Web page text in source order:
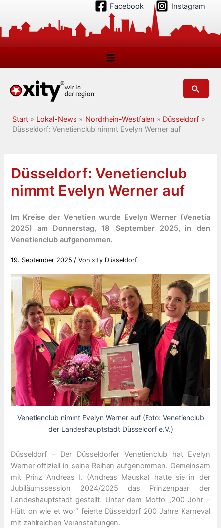
springen
Facebook Instagram
Suchen
Start Lokal-News Nordrhein-Westfalen
Düsseldorf
Düsseldorf: Venetienclub nimmt Evelyn Werner auf
Düsseldorf: Venetienclub
nimmt Evelyn Werner auf
Im Kreise der Venetien wurde Evelyn Werner (Venetia
2025) am Donnerstag, 18. September 2025, in den
Venetienclub aufgenommen.
19. September 2025 / Vonxity Düsseldorf
Venetienclub nimmt Evelyn Werner auf (Foto: Venetienclub
der Landeshauptstadt Düsseldorf e.V.)
Düsseldorf – Der Düsseldorfer Venetienclub hat Evelyn
Werner offiziell in seine Reihen aufgenommen. Gemeinsam
mit Prinz Andreas I. (Andreas Mauska) hatte sie in der
Jubiläumssession 2024/2025 das Prinzenpaar der
Landeshauptstadt gestellt. Unter dem Motto „200 Johr –
Hütt on wie et wor“ feierte Düsseldorf 200 Jahre Karneval
mit zahlreichen Veranstaltungen.